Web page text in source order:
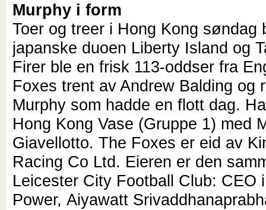
Murphy i form
Toer og treer i Hong Kong søndag
japanske duoen Liberty Island og
Firer ble en frisk 113-oddser fra
Foxes trent av Andrew Balding og
Murphy som hadde en flott dag.
Hong Kong Vase (Gruppe 1) med
Giavellotto. The Foxes er eid av
Racing Co Ltd. Eieren er den
Leicester City Football Club: CEO
Power, Aiyawatt